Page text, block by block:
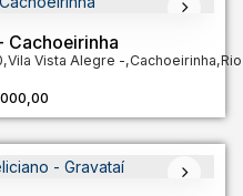
Cachoeirinha
,Vila Vista Alegre ,Cachoeirinha,